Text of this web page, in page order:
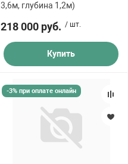
3,6м, глубина 1,2м)
218 000 руб. / шт.
Купить
-3% при оплате онлайн